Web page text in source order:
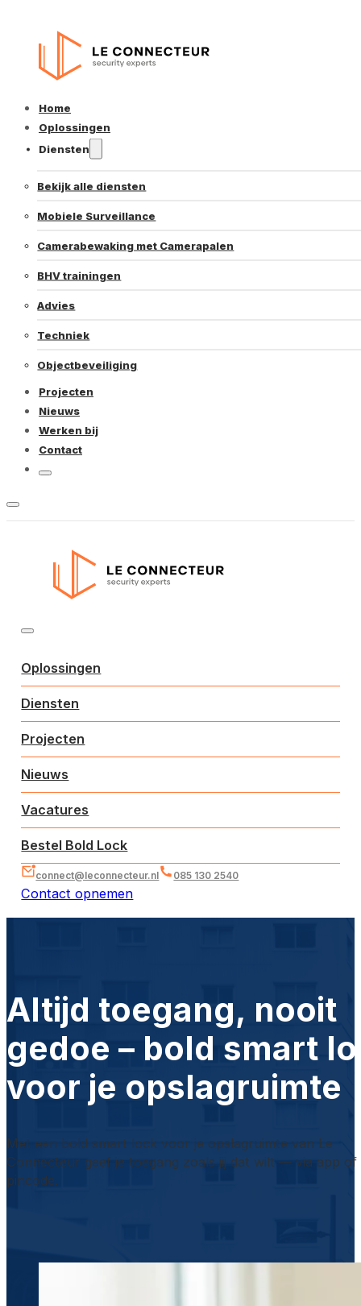
Home
Oplossingen
Diensten
Bekijk alle diensten
Mobiele Surveillance
Camerabewaking met Camerapalen
BHV trainingen
Advies
Techniek
Objectbeveiliging
Projecten
Nieuws
Werken bij
Contact
Oplossingen
Diensten
Projecten
Nieuws
Vacatures
Bestel Bold Lock
connect@leconnecteur.nl 085 130 2540
Contact opnemen
Altijd toegang, nooit
gedoe – bold smart
voor je opslagruimte
Met een bold smart lock voor je opslagruimte van Le
Connecteur geef je toegang zoals jij dat wilt — via app of
pincode.